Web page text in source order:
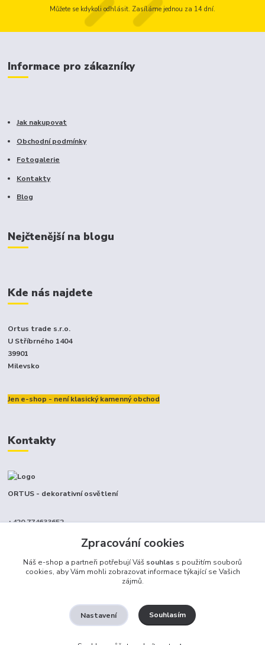
Můžete se kdykoli odhlásit. Zasíláme jednou za 14 dní.
Informace pro zákazníky
Jak nakupovat
Obchodní podmínky
Fotogalerie
Kontakty
Blog
Nejčtenější na blogu
Kde nás najdete
Ortus trade s.r.o.
U Stříbrného 1404
39901
Milevsko
Jen e-shop - není klasický kamenný obchod
Kontakty
ORTUS - dekorativní osvětlení
+420 774633652
Zpracování cookies
Náš e-shop a partneři potřebují Váš souhlas s použitím souborů
cookies, aby Vám mohli zobrazovat informace týkající se Vašich
zájmů.
Nastavení Souhlasím